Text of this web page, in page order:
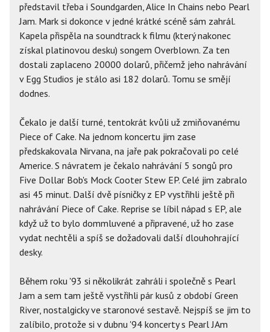
představil třeba i Soundgarden, Alice In Chains nebo Pearl
Jam. Mark si dokonce v jedné krátké scéně sám zahrál.
Kapela přispěla na soundtrack k filmu (který nakonec
získal platinovou desku) songem Overblown. Za ten
dostali zaplaceno 20000 dolarů, přičemž jeho nahrávání
v Egg Studios je stálo asi 182 dolarů. Tomu se smějí
dodnes.
Čekalo je další turné, tentokrát kvůli už zmiňovanému
Piece of Cake. Na jednom koncertu jim zase
předskakovala Nirvana, na jaře pak pokračovali po celé
Americe. S návratem je čekalo nahrávání 5 songů pro
Five Dollar Bob's Mock Cooter Stew EP. Celé jim zabralo
asi 45 minut. Další dvě písničky z EP vystřihli ještě při
nahrávání Piece of Cake. Reprise se líbil nápad s EP, ale
když už to bylo dommluvené a připravené, už ho zase
vydat nechtěli a spíš se dožadovali další dlouhohrající
desky.
Během roku '93 si několikrát zahráli i společně s Pearl
Jam a sem tam ještě vystřihli pár kusů z období Green
River, nostalgicky ve staronové sestavě. Nejspíš se jim to
zalíbilo, protože si v dubnu '94 koncerty s Pearl JAm